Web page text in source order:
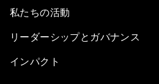
私たちの活動
リーダーシップとガバナンス
インパクト